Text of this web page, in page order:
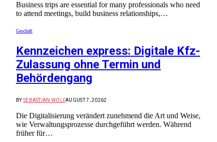
Business trips are essential for many professionals who need
to attend meetings, build business relationships,…
Geschäft
Kennzeichen express: Digitale Kfz-
Zulassung ohne Termin und
Behördengang
BY SEBASTIAN WOLFAUGUST 7, 20262
Die Digitalisierung verändert zunehmend die Art und Weise,
wie Verwaltungsprozesse durchgeführt werden. Während
früher für…